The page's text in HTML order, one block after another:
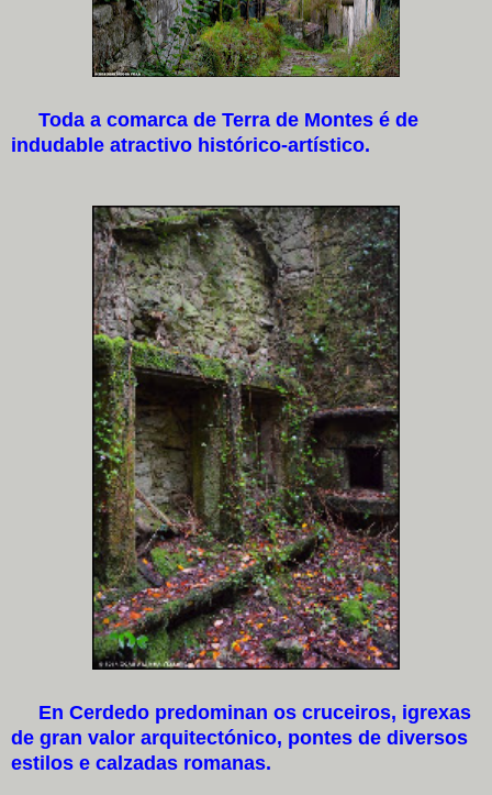
Toda a comarca de Terra de Montes é de
indudable atractivo histórico-artístico.
En Cerdedo predominan os cruceiros, igrexas
de gran valor arquitectónico, pontes de diversos
estilos e calzadas romanas.